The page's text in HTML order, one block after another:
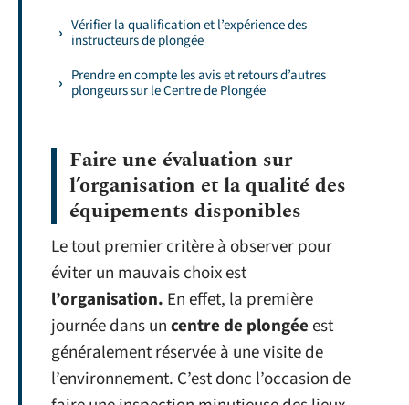
Vérifier la qualification et l’expérience des
instructeurs de plongée
Prendre en compte les avis et retours d’autres
plongeurs sur le Centre de Plongée
Faire une évaluation sur
l’organisation et la qualité des
équipements disponibles
Le tout premier critère à observer pour
éviter un mauvais choix est
l’organisation. En effet, la première
journée dans uncentre de plongéeest
généralement réservée à une visite de
l’environnement. C’est donc l’occasion de